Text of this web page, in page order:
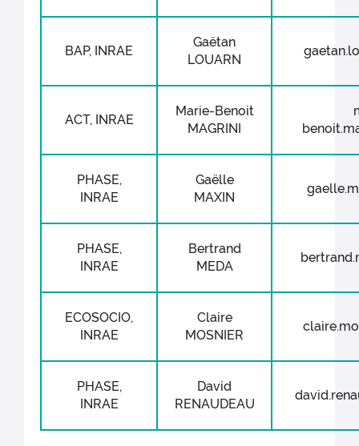
BAP, INRAE
Gaëtan
LOUARN
ACT, INRAE
Marie-Benoit
MAGRINI
PHASE,
INRAE
Gaëlle
MAXIN
PHASE,
INRAE
Bertrand
MEDA
ECOSOCIO,
INRAE
Claire
MOSNIER
PHASE,
INRAE
David
RENAUDEAU